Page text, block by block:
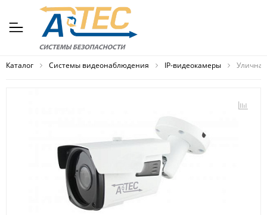
Каталог Системы видеонаблюдения IP-видеокамеры